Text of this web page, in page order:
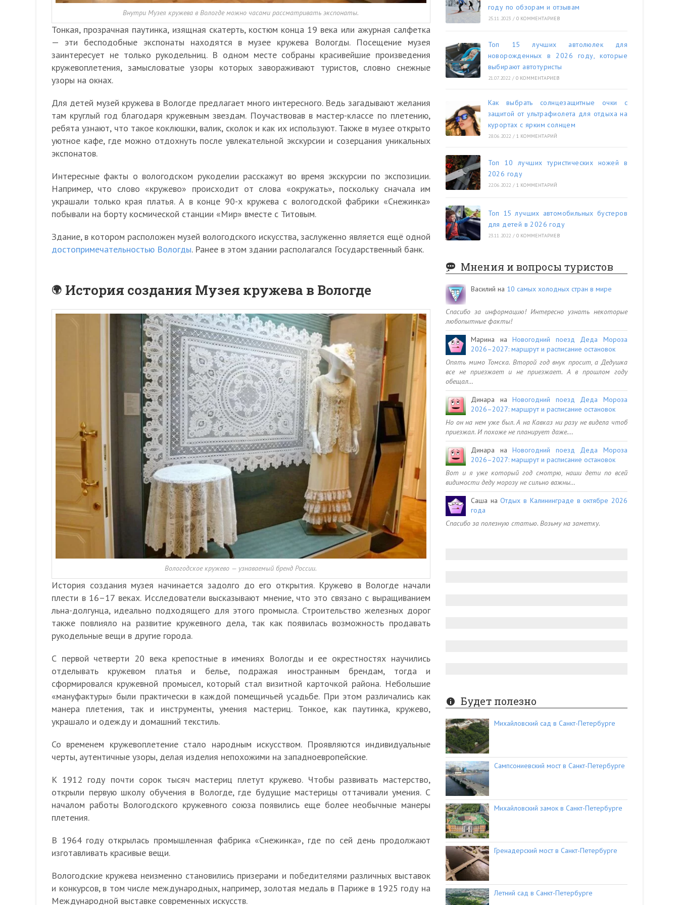
Внутри Музея кружева в Вологде можно часами рассматривать экспонаты.
Тонкая, прозрачная паутинка, изящная скатерть, костюм конца 19 века или ажурная салфетка
— эти бесподобные экспонаты находятся в музее кружева Вологды. Посещение музея
заинтересует не только рукодельниц. В одном месте собраны красивейшие произведения
кружевоплетения, замысловатые узоры которых завораживают туристов, словно снежные
узоры на окнах.
Для детей музей кружева в Вологде предлагает много интересного. Ведь загадывают желания
там круглый год благодаря кружевным звездам. Поучаствовав в мастер-классе по плетению,
ребята узнают, что такое коклюшки, валик, сколок и как их используют. Также в музее открыто
уютное кафе, где можно отдохнуть после увлекательной экскурсии и созерцания уникальных
экспонатов.
Интересные факты о вологодском рукоделии расскажут во время экскурсии по экспозиции.
Например, что слово «кружево» происходит от слова «окружать», поскольку сначала им
украшали только края платья. А в конце 90-х кружева с вологодской фабрики «Снежинка»
побывали на борту космической станции «Мир» вместе с Титовым.
Здание, в котором расположен музей вологодского искусства, заслуженно является ещё одной
достопримечательностью Вологды. Ранее в этом здании располагался Государственный банк.
История создания Музея кружева в Вологде
Вологодское кружево — узнаваемый бренд России.
История создания музея начинается задолго до его открытия. Кружево в Вологде начали
плести в 16–17 веках. Исследователи высказывают мнение, что это связано с выращиванием
льна-долгунца, идеально подходящего для этого промысла. Строительство железных дорог
также повлияло на развитие кружевного дела, так как появилась возможность продавать
рукодельные вещи в другие города.
С первой четверти 20 века крепостные в имениях Вологды и ее окрестностях научились
отделывать кружевом платья и белье, подражая иностранным брендам, тогда и
сформировался кружевной промысел, который стал визитной карточкой района. Небольшие
«мануфактуры» были практически в каждой помещичьей усадьбе. При этом различались как
манера плетения, так и инструменты, умения мастериц. Тонкое, как паутинка, кружево,
украшало и одежду и домашний текстиль.
Со временем кружевоплетение стало народным искусством. Проявляются индивидуальные
черты, аутентичные узоры, делая изделия непохожими на западноевропейские.
К 1912 году почти сорок тысяч мастериц плетут кружево. Чтобы развивать мастерство,
открыли первую школу обучения в Вологде, где будущие мастерицы оттачивали умения. С
началом работы Вологодского кружевного союза появились еще более необычные манеры
плетения.
В 1964 году открылась промышленная фабрика «Снежинка», где по сей день продолжают
изготавливать красивые вещи.
Вологодские кружева неизменно становились призерами и победителями различных выставок
и конкурсов, в том числе международных, например, золотая медаль в Париже в 1925 году на
Международной выставке современных искусств.
году по обзорам и отзывам
25.11.2023 / 0 КОММЕНТАРИЕВ
Топ 15 лучших автолюлек для
новорожденных в 2026 году, которые
выбирают автотуристы
21.07.2022 / 0 КОММЕНТАРИЕВ
Как выбрать солнцезащитные очки с
защитой от ультрафиолета для отдыха на
курортах с ярким солнцем
28.06.2022 / 1 КОММЕНТАРИЙ
Топ 10 лучших туристических ножей в
2026 году
22.06.2022 / 1 КОММЕНТАРИЙ
Топ 15 лучших автомобильных бустеров
для детей в 2026 году
23.11.2022 / 0 КОММЕНТАРИЕВ
Мнения и вопросы туристов
Василий на 10 самых холодных стран в мире
Спасибо за информацию! Интересно узнать некоторые
любопытные факты!
Марина наНовогодний поезд Деда Мороза
2026–2027: маршрут и расписание остановок
Опять мимо Томска. Второй год внук просит, а Дедушка
все не приезжает и не приезжает. А в прошлом году
обещал…
Динара наНовогодний поезд Деда Мороза
2026–2027: маршрут и расписание остановок
Но он на нем уже был. А на Кавказ ни разу не видела чтоб
приезжал. И похоже не планирует даже.…
Динара наНовогодний поезд Деда Мороза
2026–2027: маршрут и расписание остановок
Вот и я уже который год смотрю, наши дети по всей
видимости деду морозу не сильно важны…
Саша наОтдых в Калининграде в октябре 2026
года
Спасибо за полезную статью. Возьму на заметку.
Будет полезно
Михайловский сад в Санкт-Петербурге
Сампсониевский мост в Санкт-Петербурге
Михайловский замок в Санкт-Петербурге
Гренадерский мост в Санкт-Петербурге
Летний сад в Санкт-Петербурге